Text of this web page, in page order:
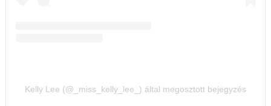
Kelly Lee (@_miss_kelly_lee_) által megosztott bejegyzés